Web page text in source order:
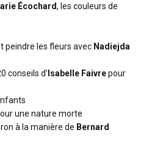
Écochard, les couleurs de
peindre les fleurs avec Nadiejda
conseils d’ Isabelle Faivrepour
une nature morte
à la manière de Bernard